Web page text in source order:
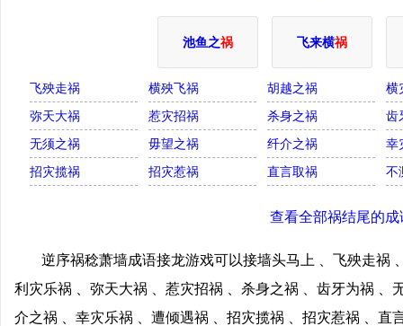
池鱼之祸 飞来横祸
飞殃走祸 横殃飞祸 胡越之祸
横
弥天大祸
惹灾招祸 杀身之祸
齿
无须之祸
毋望之祸 纤介之祸
幸
招灾揽祸
招灾惹祸 直言取祸 不
查看全部祸结尾的成
逆序祸稔萧墙成语接龙游戏可以接墙头马上 、飞殃走祸
利灾乐祸 、弥天大祸 、惹灾招祸 、杀身之祸 、齿牙为祸 、
介之祸 、幸灾乐祸 、遭倾遇祸 、招灾揽祸 、招灾惹祸 、直